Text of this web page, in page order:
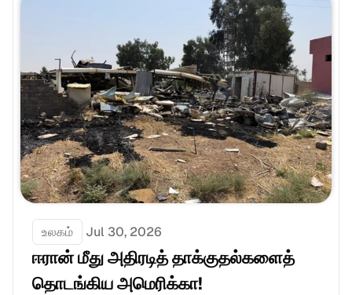
உலகம் Jul 30, 2026
ஈரான் மீது அதிரடித் தாக்குதல்களைத்
தொடங்கிய அமெரிக்கா!